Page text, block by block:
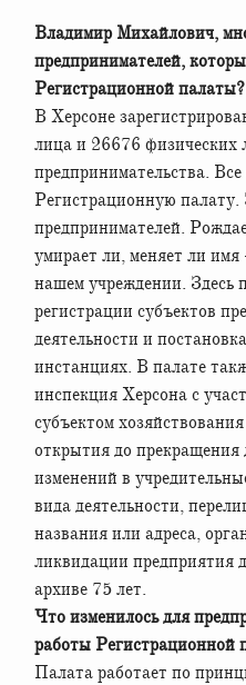
Владимир Михайлович, много ли в Херсоне
предпринимателей,
Регистрационной палаты?
В Херсоне
лица и 26676 физических
предпринимательства.
Регистрационную
предпринимателей.
умирает ли, меняет ли имя
нашем учреждении. Здесь
регистрации субъектов
деятельности и
инстанциях. В палате
инспекция Херсона с
субъектом
открытия до прекращения
изменений в
вида деятельности,
названия или адреса,
ликвидации предприятия
архиве 75 лет.
Что изменилось для
работы Регистрационной
Палата работает по